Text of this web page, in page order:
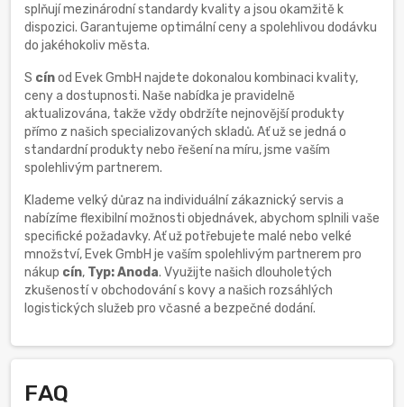
splňují mezinárodní standardy kvality a jsou okamžitě k
dispozici. Garantujeme optimální ceny a spolehlivou dodávku
do jakéhokoliv města.
S cínod Evek GmbH najdete dokonalou kombinaci kvality,
ceny a dostupnosti. Naše nabídka je pravidelně
aktualizována, takže vždy obdržíte nejnovější produkty
přímo z našich specializovaných skladů. Ať už se jedná o
standardní produkty nebo řešení na míru, jsme vaším
spolehlivým partnerem.
Klademe velký důraz na individuální zákaznický servis a
nabízíme flexibilní možnosti objednávek, abychom splnili vaše
specifické požadavky. Ať už potřebujete malé nebo velké
množství, Evek GmbH je vaším spolehlivým partnerem pro
nákup cín, Typ: Anoda. Využijte našich dlouholetých
zkušeností v obchodování s kovy a našich rozsáhlých
logistických služeb pro včasné a bezpečné dodání.
FAQ